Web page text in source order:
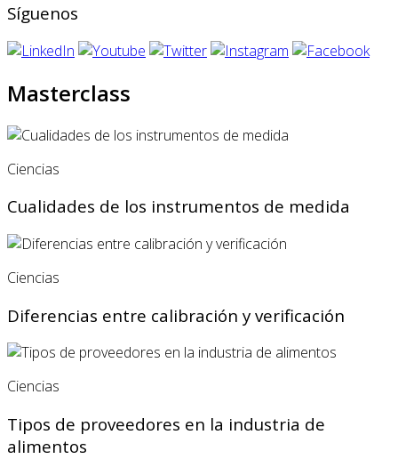
Síguenos
Masterclass
Ciencias
Cualidades de los instrumentos de medida
Ciencias
Diferencias entre calibración y verificación
Ciencias
Tipos de proveedores en la industria de
alimentos